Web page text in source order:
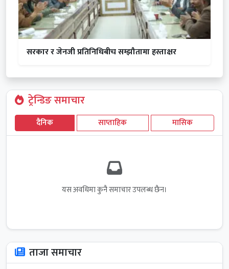
सरकार र जेनजी प्रतिनिधिबीच सम्झौतामा हस्ताक्षर
ट्रेन्डिङ समाचार
दैनिक साप्ताहिक मासिक
यस अवधिमा कुनै समाचार उपलब्ध छैन।
ताजा समाचार